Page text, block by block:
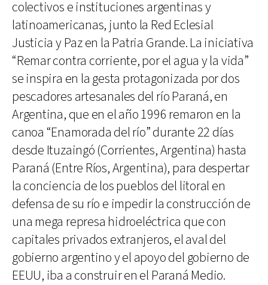
colectivos e instituciones argentinas y
latinoamericanas, junto la Red Eclesial
Justicia y Paz en la Patria Grande. La iniciativa
“Remar contra corriente, por el agua y la vida”
se inspira en la gesta protagonizada por dos
pescadores artesanales del río Paraná, en
Argentina, que en el año 1996 remaron en la
canoa “Enamorada del río” durante 22 días
desde Ituzaingó (Corrientes, Argentina) hasta
Paraná (Entre Ríos, Argentina), para despertar
la conciencia de los pueblos del litoral en
defensa de su río e impedir la construcción de
una mega represa hidroeléctrica que con
capitales privados extranjeros, el aval del
gobierno argentino y el apoyo del gobierno de
EEUU, iba a construir en el Paraná Medio.